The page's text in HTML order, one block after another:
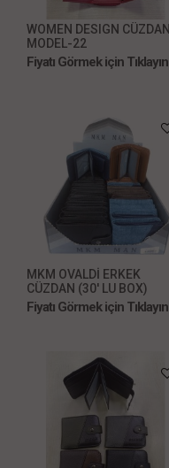
WOMEN DESIGN CÜZDAN
MODEL-22
Fiyatı Görmek için Tıklayın
MKM OVALDİ ERKEK
CÜZDAN (30' LU BOX)
Fiyatı Görmek için Tıklayın